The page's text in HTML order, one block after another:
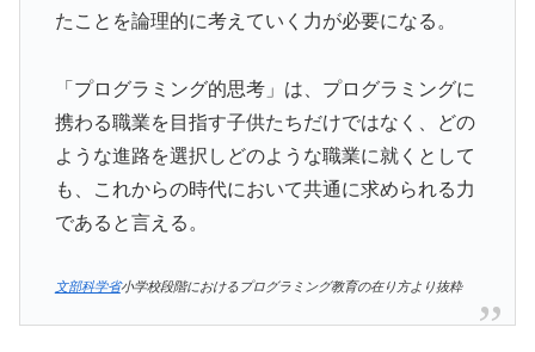
たことを論理的に考えていく力が必要になる。
「プログラミング的思考」は、プログラミングに
携わる職業を目指す子供たちだけではなく、どの
ような進路を選択しどのような職業に就くとして
も、これからの時代において共通に求められる力
であると言える。
文部科学省小学校段階におけるプログラミング教育の在り方より抜粋